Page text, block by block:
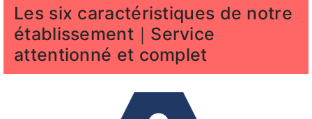
月兒
客評
1
夢夢客評
吶兒客評
1
帳帳
潘金蓮客 潘金蓮客
Les six caractéristiques de notre
établissement｜Service
attentionné et complet